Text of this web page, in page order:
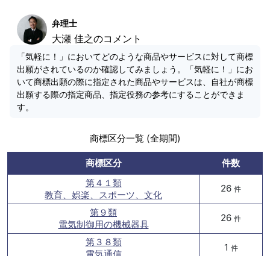
弁理士
大瀬 佳之のコメント
「気軽に！」においてどのような商品やサービスに対して商標
出願がされているのか確認してみましょう。「気軽に！」にお
いて商標出願の際に指定された商品やサービスは、自社が商標
出願する際の指定商品、指定役務の参考にすることができま
す。
商標区分一覧 (全期間)
商標区分
件数
第４１類
教育、娯楽、スポーツ、文化
26 件
第９類
電気制御用の機械器具
26 件
第３８類
1 件